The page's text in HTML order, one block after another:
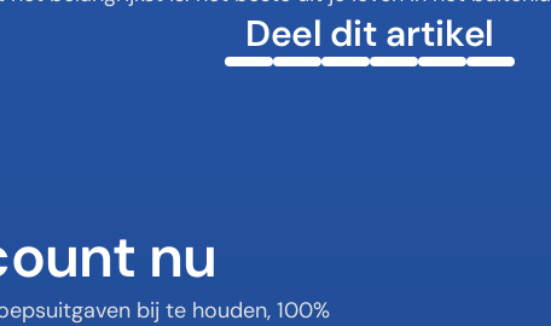
Deel dit artikel
nu
bij te houden, 100%